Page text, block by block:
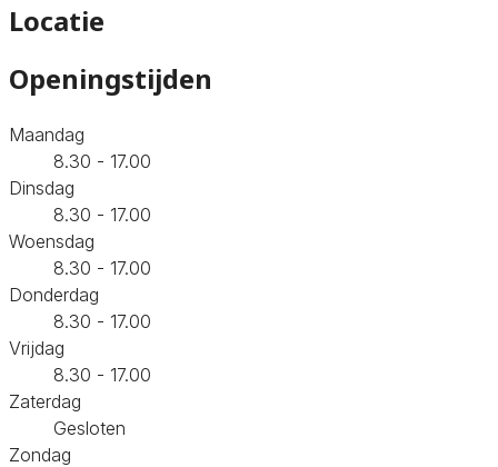
Locatie
Openingstijden
Maandag
8.30 - 17.00
Dinsdag
8.30 - 17.00
Woensdag
8.30 - 17.00
Donderdag
8.30 - 17.00
Vrijdag
8.30 - 17.00
Zaterdag
Gesloten
Zondag